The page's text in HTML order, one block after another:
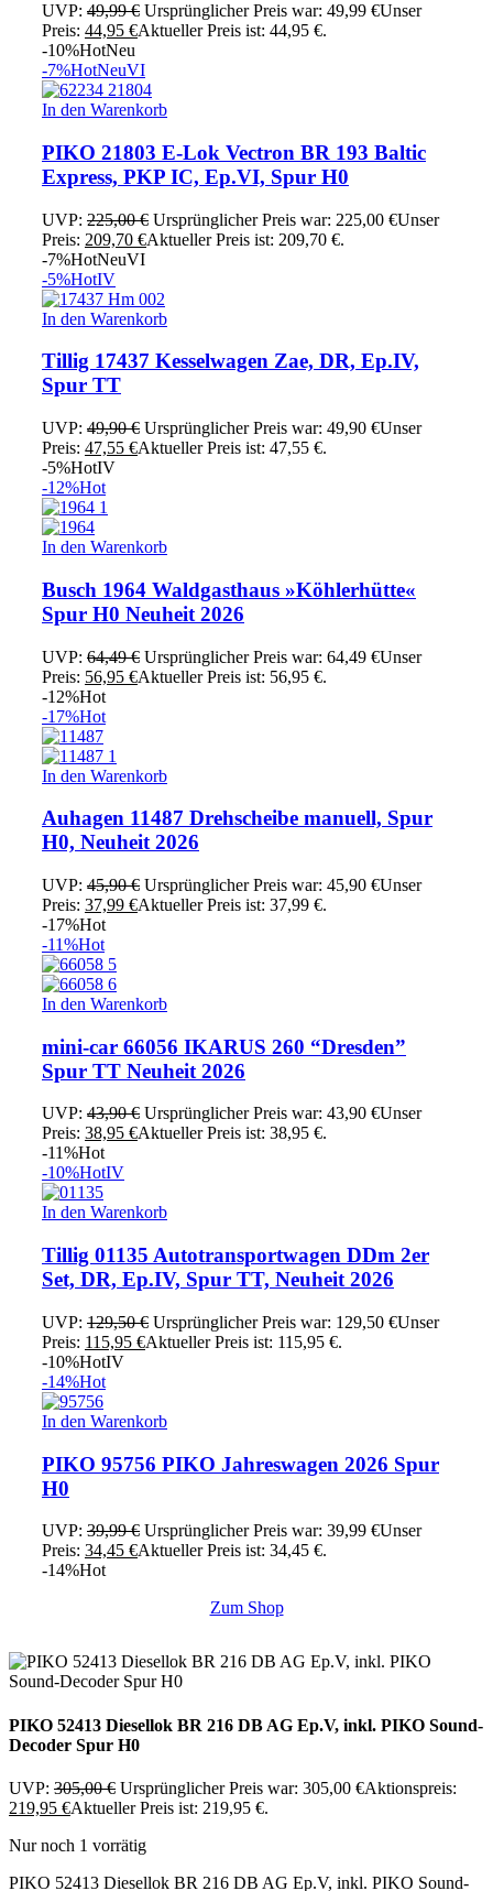
UVP: 49,99€ Ursprünglicher Preis war: 49,99 €Unser
Preis: 44,95 €Aktueller Preis ist: 44,95 €.
-10%HotNeu
-7%HotNeuVI
In den Warenkorb
PIKO 21803 E-Lok Vectron BR 193 Baltic
Express, PKP IC, Ep.VI, Spur H0
UVP: 225,00€ Ursprünglicher Preis war: 225,00 €Unser
Preis: 209,70 €Aktueller Preis ist: 209,70 €.
-7%HotNeuVI
-5%HotIV
In den Warenkorb
Tillig 17437 Kesselwagen Zae, DR, Ep.IV,
Spur TT
UVP: 49,90€ Ursprünglicher Preis war: 49,90 €Unser
Preis: 47,55 €Aktueller Preis ist: 47,55 €.
-5%HotIV
-12%Hot
In den Warenkorb
Busch 1964 Waldgasthaus »Köhlerhütte«
Spur H0 Neuheit 2026
UVP: 64,49€ Ursprünglicher Preis war: 64,49 €Unser
Preis: 56,95 €Aktueller Preis ist: 56,95 €.
-12%Hot
-17%Hot
In den Warenkorb
Auhagen 11487 Drehscheibe manuell, Spur
H0, Neuheit 2026
UVP: 45,90€ Ursprünglicher Preis war: 45,90 €Unser
Preis: 37,99 €Aktueller Preis ist: 37,99 €.
-17%Hot
-11%Hot
In den Warenkorb
mini-car 66056 IKARUS 260 “Dresden”
Spur TT Neuheit 2026
UVP: 43,90€ Ursprünglicher Preis war: 43,90 €Unser
Preis: 38,95 €Aktueller Preis ist: 38,95 €.
-11%Hot
-10%HotIV
In den Warenkorb
Tillig 01135 Autotransportwagen DDm 2er
Set, DR, Ep.IV, Spur TT, Neuheit 2026
UVP: 129,50€ Ursprünglicher Preis war: 129,50 €Unser
Preis: 115,95 €Aktueller Preis ist: 115,95 €.
-10%HotIV
-14%Hot
In den Warenkorb
PIKO 95756 PIKO Jahreswagen 2026 Spur
H0
UVP: 39,99€ Ursprünglicher Preis war: 39,99 €Unser
Preis: 34,45 €Aktueller Preis ist: 34,45 €.
-14%Hot
Zum Shop
PIKO 52413 Diesellok BR 216 DB AG Ep.V, inkl. PIKO Sound-
Decoder Spur H0
UVP: 305,00€ Ursprünglicher Preis war: 305,00 €Aktionspreis:
219,95 €Aktueller Preis ist: 219,95 €.
Nur noch 1 vorrätig
PIKO 52413 Diesellok BR 216 DB AG Ep.V, inkl. PIKO Sound-